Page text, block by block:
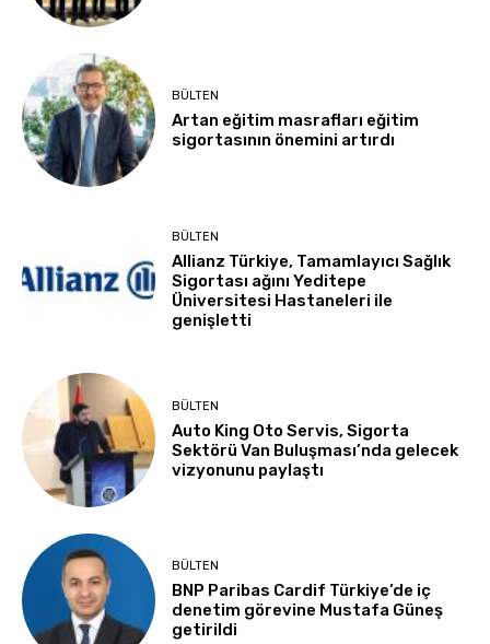
BÜLTEN
Artan eğitim masrafları eğitim
sigortasının önemini artırdı
BÜLTEN
Allianz Türkiye, Tamamlayıcı Sağlık
Sigortası ağını Yeditepe
Üniversitesi Hastaneleri ile
genişletti
BÜLTEN
Auto King Oto Servis, Sigorta
Sektörü Van Buluşması’nda gelecek
vizyonunu paylaştı
BÜLTEN
BNP Paribas Cardif Türkiye’de iç
denetim görevine Mustafa Güneş
getirildi